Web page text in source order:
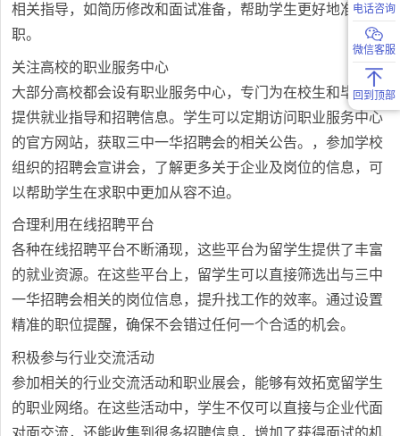
相关指导，如简历修改和面试准备，帮助学生更好地准备求
职。
关注高校的职业服务中心
大部分高校都会设有职业服务中心，专门为在校生和毕业生
提供就业指导和招聘信息。学生可以定期访问职业服务中心
的官方网站，获取三中一华招聘会的相关公告。，参加学校
组织的招聘会宣讲会，了解更多关于企业及岗位的信息，可
以帮助学生在求职中更加从容不迫。
合理利用在线招聘平台
各种在线招聘平台不断涌现，这些平台为留学生提供了丰富
的就业资源。在这些平台上，留学生可以直接筛选出与三中
一华招聘会相关的岗位信息，提升找工作的效率。通过设置
精准的职位提醒，确保不会错过任何一个合适的机会。
积极参与行业交流活动
参加相关的行业交流活动和职业展会，能够有效拓宽留学生
的职业网络。在这些活动中，学生不仅可以直接与企业代面
电话咨询
微信客服
回到顶部